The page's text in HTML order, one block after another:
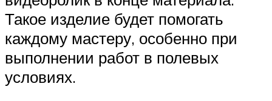
Такое изделие будет помогать
каждому мастеру, особенно при
выполнении работ в полевых
условиях.